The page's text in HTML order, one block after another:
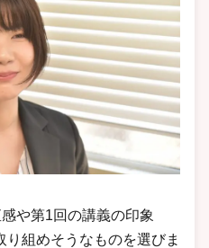
や第1回の講義の印象
組めそうなものを選びま